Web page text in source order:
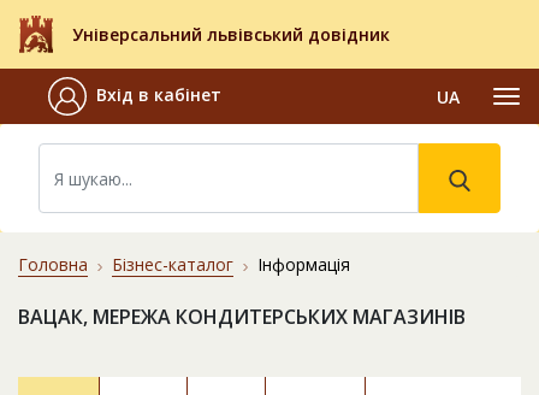
Універсальний львівський довідник
Вхід в кабінет UA
Головна Бізнес-каталог Інформація
ВАЦАК, МЕРЕЖА КОНДИТЕРСЬКИХ МАГАЗИНІВ